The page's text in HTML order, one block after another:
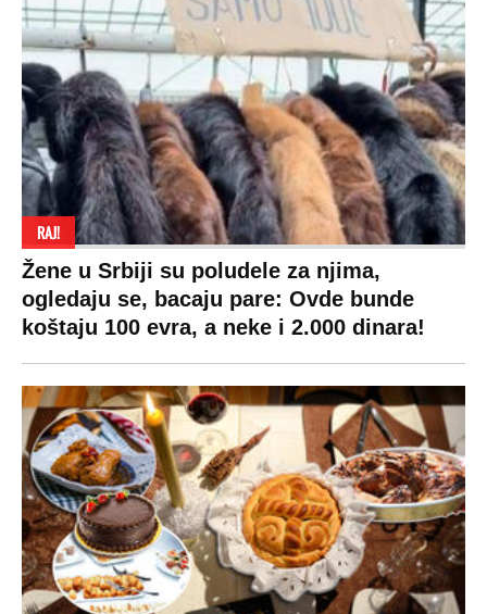
VESTI
Politika
Društvo
Hronika
Ekonomija
Beograd
Zasadi drvo
Kosovo
Sudbine
SHOWBIZ
Rijaliti
Zvezde
Holivud
Kviz
SPORT
Fudbal
Košarka
Tenis
Ostali sportovi
Navijači
Showtime
VIRALNO
Bizar
Svaštara
Tiktok
LIFESTYLE
Život
Zdravlje
Hi-Tech
Kultura
SVET
Planeta
Globalno zagrevanje
Hrvatska
BiH
Crna Gora
Makedonija
Auto
MONDO INC.
Impressum
Kontakt
Politika o kolačićima
Uslovi korišćenja
Politika privatnosti
Privacy policy
Terms of service
Prijatelji sajta